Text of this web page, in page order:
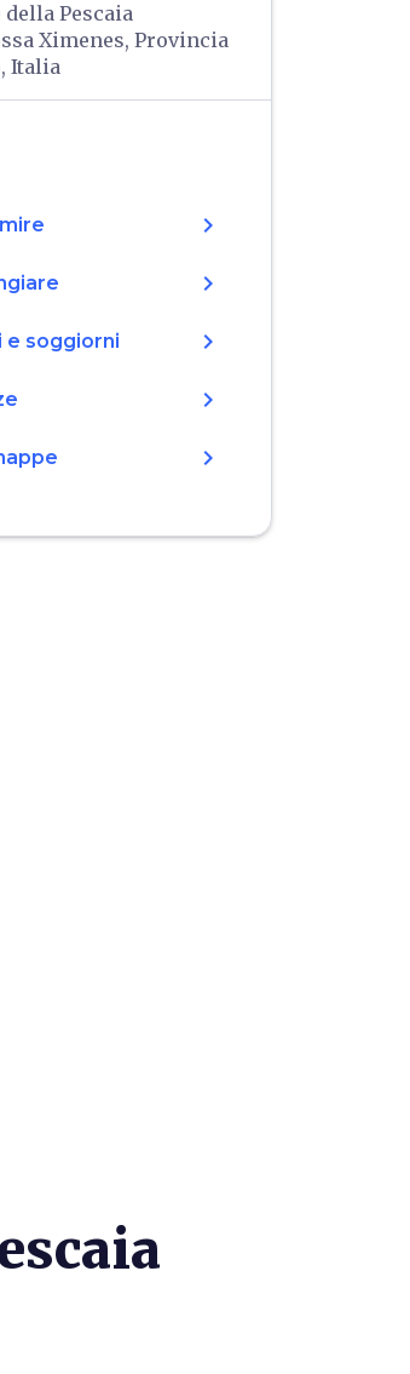
Pescaia
Ximenes, Provincia
Italia
chevron_right
chevron_right
e soggiorni chevron_right
chevron_right
chevron_right